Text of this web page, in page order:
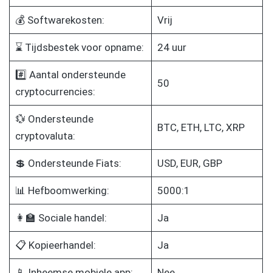
💰 Softwarekosten: Vrij
⌛ Tijdsbestek voor opname: 24 uur
#️⃣ Aantal ondersteunde
cryptocurrencies:
50
💱 Ondersteunde
cryptovaluta:
BTC, ETH, LTC, XRP
💲 Ondersteunde Fiats: USD, EUR, GBP
📊 Hefboomwerking: 5000:1
👩‍🏫 Sociale handel: Ja
📋 Kopieerhandel: Ja